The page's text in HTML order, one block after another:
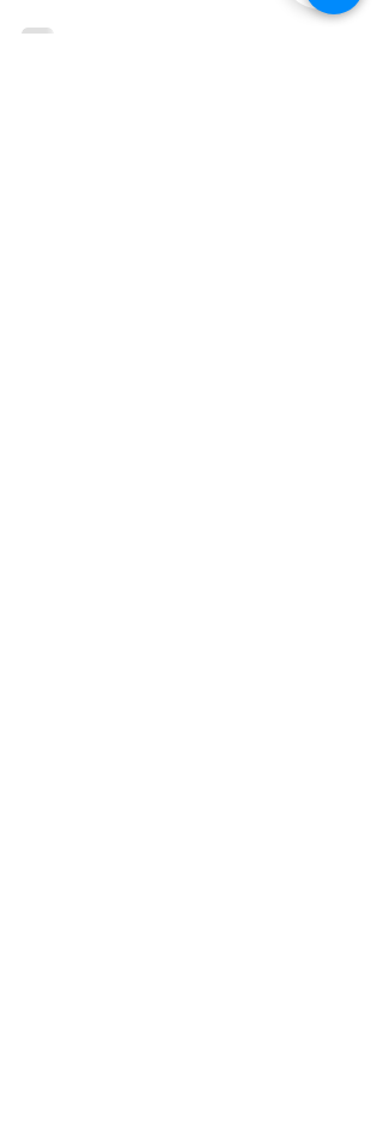
d'un label, il était généralement difficile